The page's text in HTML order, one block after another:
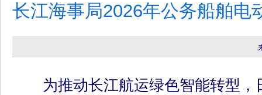
长江海事局2026年公务船舶电
为推动长江航运绿色智能转型，